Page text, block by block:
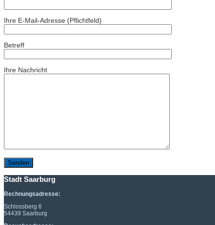
Ihre E-Mail-Adresse (Pflichtfeld)
Betreff
Ihre Nachricht
Stadt Saarburg
Rechnungsadresse:
Schlossberg 6
54439 Saarburg